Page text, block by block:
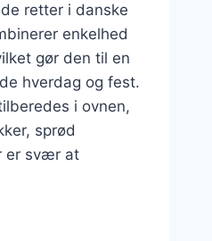
retter i danske
enkelhed
gør den til en
hverdag og fest.
i ovnen,
sprød
er svær at